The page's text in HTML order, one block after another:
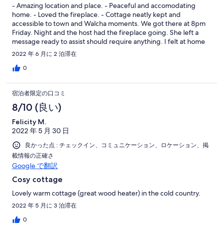
- Amazing location and place. - Peaceful and accomodating
home. - Loved the fireplace. - Cottage neatly kept and
accessible to town and Walcha moments. We got there at 8pm
Friday. Night and the host had the fireplace going. She left a
message ready to assist should require anything. I felt at home
and the experience staying in Walcha was amazing.
2022 年 6 月に 2 泊滞在
0
宿泊者限定の口コミ
8/10 (良い)
Felicity M.
2022 年 5 月 30 日
良かった点 : チェックイン、コミュニケーション、ロケーション、掲
載情報の正確さ
Google で翻訳
Cosy cottage
Lovely warm cottage (great wood heater) in the cold country.
2022 年 5 月に 3 泊滞在
0